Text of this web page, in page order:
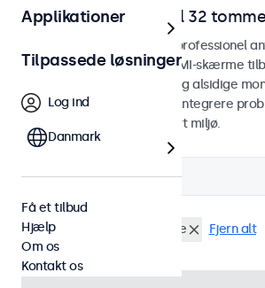
HDMI-skærme fra 7 til 32
HDMI-skærme designet til professionel
kontinuerlig brug. Vores HDMI-skærme
konfigurationsmuligheder og alsidige
hvilket gør dem nemme at integrere
anvendelsesform og ethvert miljø.
Filter (1)
HDMI 32 tommer skaerme Fjern alt
Applikationer
Tilpassede løsninger
Log ind
Danmark
Få et tilbud
Hjælp
Om os
Kontakt os